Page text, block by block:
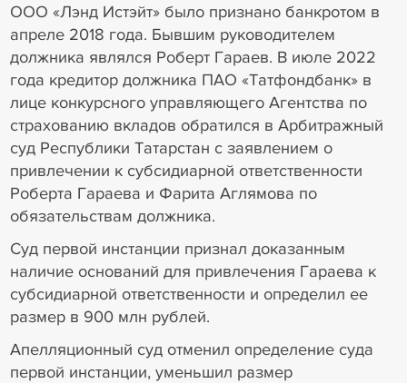
ООО «Лэнд Истэйт» было признано банкротом в
апреле 2018 года. Бывшим руководителем
должника являлся Роберт Гараев. В июле 2022
года кредитор должника ПАО «Татфондбанк» в
лице конкурсного управляющего Агентства по
страхованию вкладов обратился в Арбитражный
суд Республики Татарстан с заявлением о
привлечении к субсидиарной ответственности
Роберта Гараева и Фарита Аглямова по
обязательствам должника.
Суд первой инстанции признал доказанным
наличие оснований для привлечения Гараева к
субсидиарной ответственности и определил ее
размер в 900 млн рублей.
Апелляционный суд отменил определение суда
первой инстанции, уменьшил размер